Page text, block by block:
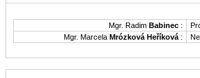
Mgr. Radim Babinec :
Mgr. Marcela Mrózková Heříková :